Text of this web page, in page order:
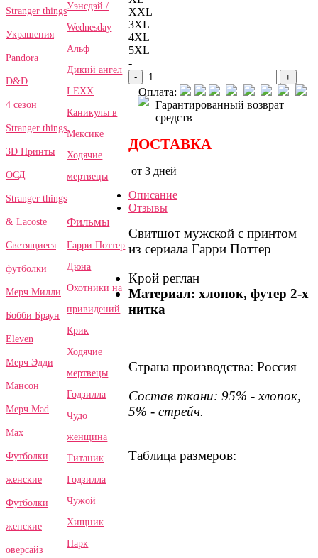
Stranger things
Украшения
Pandora
D&D
4 сезон
Stranger things
3D Принты
ОСД
Stranger things
& Lacoste
Светящиеся
футболки
Мерч Милли
Бобби Браун
Eleven
Мерч Эдди
Мансон
Мерч Mad
Max
Футболки
женские
Футболки
женские
оверсайз
Уэнсдэй /
Wednesday
Альф
Дикий ангел
LEXX
Каникулы в
Мексике
Ходячие
мертвецы
Фильмы
Гарри Поттер
Дюна
Охотники на
привидений
Крик
Ходячие
мертвецы
Годзилла
Чудо
женщина
Титаник
Годзилла
Чужой
Хищник
Парк
XXL
3XL
4XL
5XL
-
- +
Оплата:
Гарантированный возврат
средств
ДОСТАВКА
от 3 дней
Описание
Отзывы
Свитшот мужской с принтом
из сериала Гарри Поттер
Крой реглан
Материал: хлопок, футер 2-х
нитка
Страна производства: Россия
Состав ткани: 95% - хлопок,
5% - стрейч.
Таблица размеров: